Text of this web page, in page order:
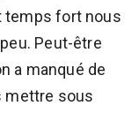
temps fort nous
Peut-être
a manqué de
mettre sous